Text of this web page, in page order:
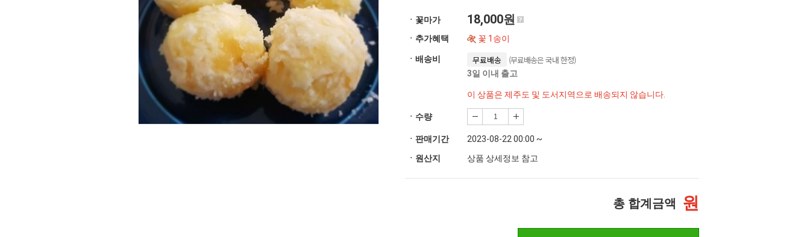
ㆍ꽃마가 18,000원
ㆍ추가혜택 꽃 1송이
ㆍ배송비 무료배송 (무료배송은 국내 한정)
3일 이내 출고
이 상품은 제주도 및 도서지역으로 배송되지 않습니다.
ㆍ수량
ㆍ판매기간
2023-08-22 00:00 ~
ㆍ원산지
상품 상세정보 참고
총 합계금액 원